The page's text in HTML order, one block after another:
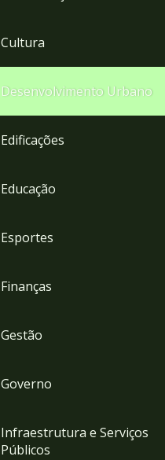
Cultura
Desenvolvimento Urbano
Edificações
Educação
Esportes
Finanças
Gestão
Governo
Infraestrutura e Serviços
Públicos